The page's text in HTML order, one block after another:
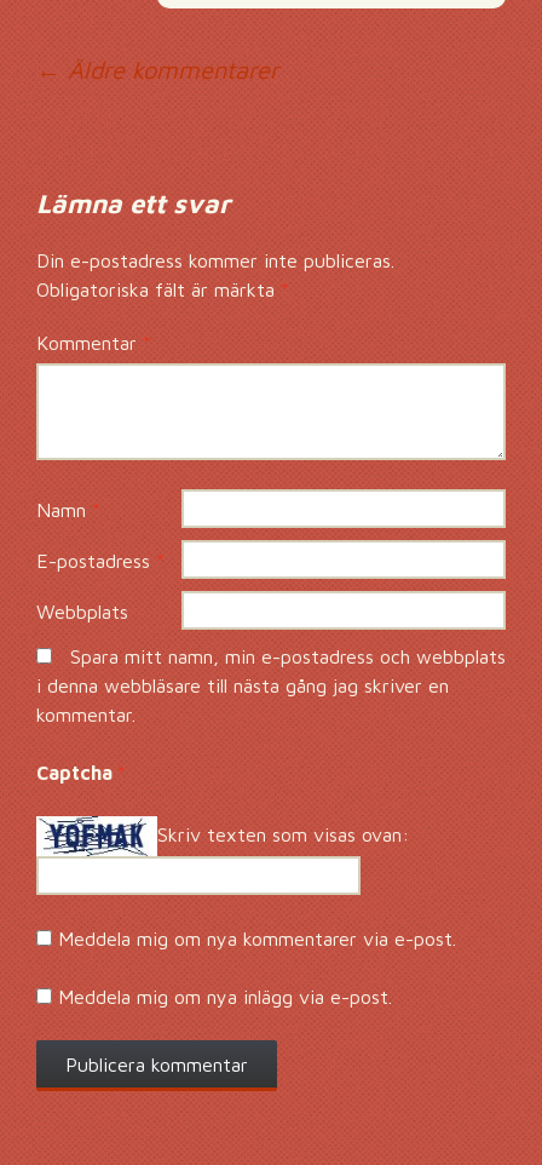
← Äldre kommentarer
Lämna ett svar
Din e-postadress kommer inte publiceras.
Obligatoriska fält är märkta*
Kommentar*
Namn*
E-postadress*
Webbplats
Spara mitt namn, min e-postadress och webbplats
i denna webbläsare till nästa gång jag skriver en
kommentar.
Captcha *
Skriv texten som visas ovan:
Meddela mig om nya kommentarer via e-post.
Meddela mig om nya inlägg via e-post.